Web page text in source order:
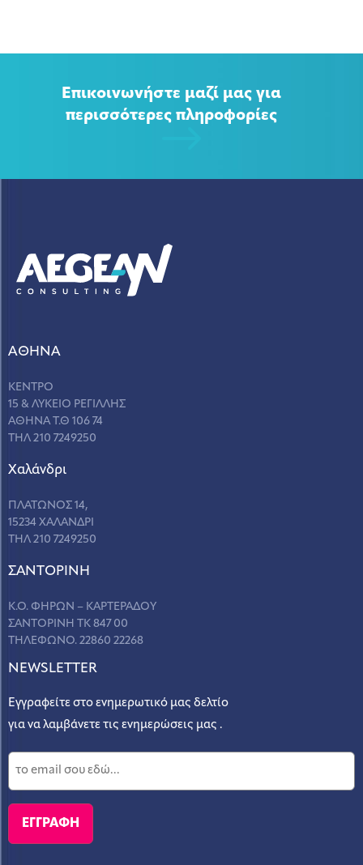
Επικοινωνήστε μαζί μας για
περισσότερες πληροφορίες
ΑΘΗΝΑ
ΚΕΝΤΡΟ
15 & ΛΥΚΕΙΟ ΡΕΓΙΛΛΗΣ
ΑΘΗΝΑ Τ.Θ 106 74
ΤΗΛ 210 7249250
Χαλάνδρι
ΠΛΑΤΩΝΟΣ 14,
15234 ΧΑΛΑΝΔΡΙ
ΤΗΛ 210 7249250
ΣANΤΟΡΙΝΗ
Κ.Ο. ΦΗΡΩΝ – ΚΑΡΤΕΡΑΔΟΥ
ΣΑΝΤΟΡΙΝΗ ΤΚ 847 00
ΤΗΛΕΦΩΝΟ. 22860 22268
NEWSLETTER
Εγγραφείτε στο ενημερωτικό μας δελτίο
για να λαμβάνετε τις ενημερώσεις μας .